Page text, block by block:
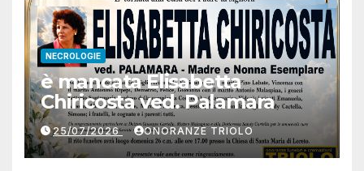
NECROLOGIE
è mancata Elisabetta
Chiricosta ved. Palamara
25/07/2026 ONORANZE TRIOLO